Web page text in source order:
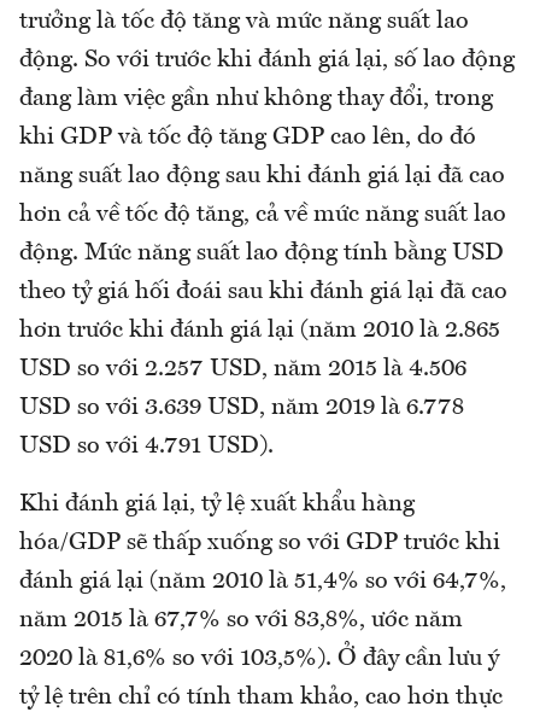
trưởng là tốc độ tăng và mức năng suất lao
động. So với trước khi đánh giá lại, số lao động
đang làm việc gần như không thay đổi, trong
khi GDP và tốc độ tăng GDP cao lên, do đó
năng suất lao động sau khi đánh giá lại đã cao
hơn cả về tốc độ tăng, cả về mức năng suất lao
động. Mức năng suất lao động tính bằng USD
theo tỷ giá hối đoái sau khi đánh giá lại đã cao
hơn trước khi đánh giá lại (năm 2010 là 2.865
USD so với 2.257 USD, năm 2015 là 4.506
USD so với 3.639 USD, năm 2019 là 6.778
USD so với 4.791 USD).
Khi đánh giá lại, tỷ lệ xuất khẩu hàng
hóa/GDP sẽ thấp xuống so với GDP trước khi
đánh giá lại (năm 2010 là 51,4% so với 64,7%,
năm 2015 là 67,7% so với 83,8%, ước năm
2020 là 81,6% so với 103,5%). Ở đây cần lưu ý
tỷ lệ trên chỉ có tính tham khảo, cao hơn thực